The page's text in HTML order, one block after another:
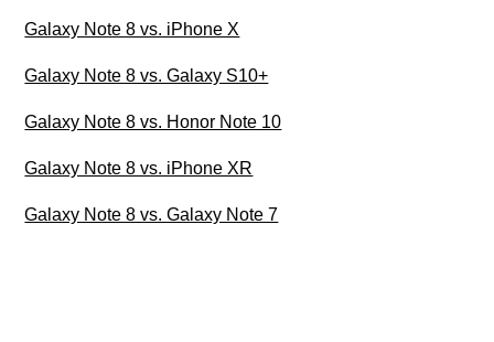
Galaxy Note 8 vs. iPhone X
Galaxy Note 8 vs. Galaxy S10+
Galaxy Note 8 vs. Honor Note 10
Galaxy Note 8 vs. iPhone XR
Galaxy Note 8 vs. Galaxy Note 7